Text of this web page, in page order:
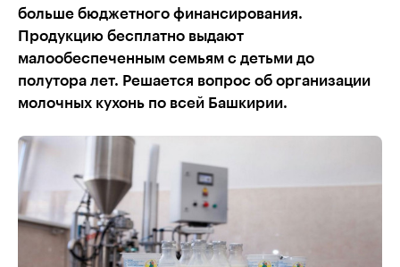
больше бюджетного финансирования.
Продукцию бесплатно выдают
малообеспеченным семьям с детьми до
полутора лет. Решается вопрос об организации
молочных кухонь по всей Башкирии.